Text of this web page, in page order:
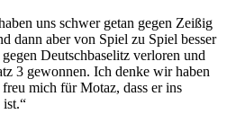
uns schwer getan gegen Zeißig
dann aber von Spiel zu Spiel besser
Deutschbaselitz verloren und
3 gewonnen. Ich denke wir haben
mich für Motaz, dass er ins